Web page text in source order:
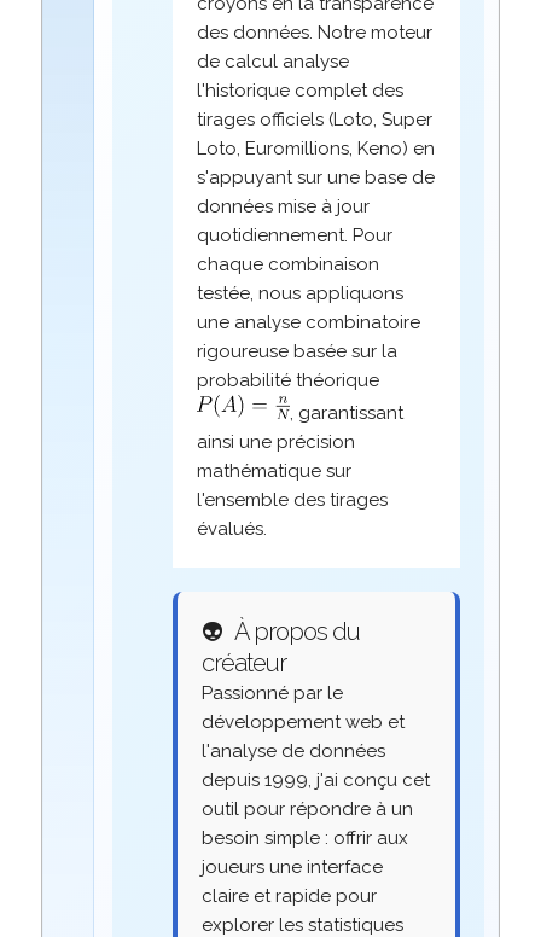
des données. Notre moteur
de calcul analyse
l'historique complet des
tirages officiels (Loto, Super
Loto, Euromillions, Keno) en
s'appuyant sur une base de
données mise à jour
quotidiennement. Pour
chaque combinaison
testée, nous appliquons
une analyse combinatoire
rigoureuse basée sur la
probabilité théorique
, garantissant
ainsi une précision
mathématique sur
l'ensemble des tirages
évalués.
👽 À propos du
créateur
Passionné par le
développement web et
l'analyse de données
depuis 1999, j'ai conçu cet
outil pour répondre à un
besoin simple : offrir aux
joueurs une interface
claire et rapide pour
explorer les statistiques